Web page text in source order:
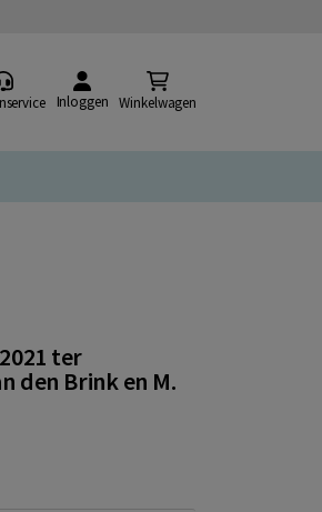
Inloggen Winkelwagen
ter
den Brink en M.